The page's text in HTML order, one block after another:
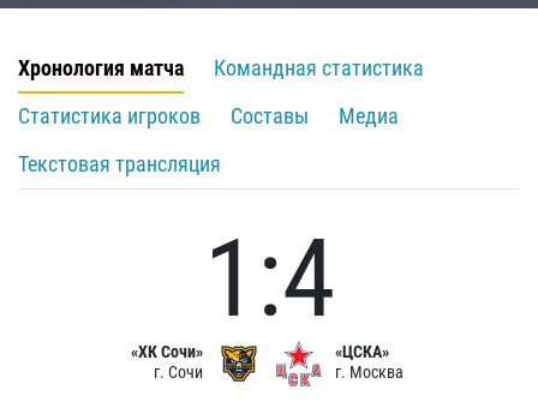
Хронология матча
Командная статистика
Статистика игроков
Составы
Медиа
Текстовая трансляция
«ХК Сочи»
г. Сочи
1:4
«ЦСКА»
г. Москва